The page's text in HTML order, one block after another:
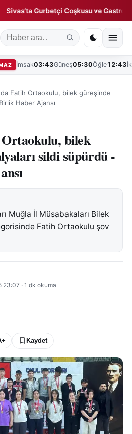
Gurbetçi Coşkusu ve Gastronomi
İmsak03:43Güneş05:30Öğle12:43
Fatih Ortaokulu, bilek güreşinde
Haber Ajansı
bilek
sildi süpürdü -
Muğla İl Müsabakaları Bilek
Fatih Ortaokulu şov
23:07 · 1 dk okuma
Kaydet